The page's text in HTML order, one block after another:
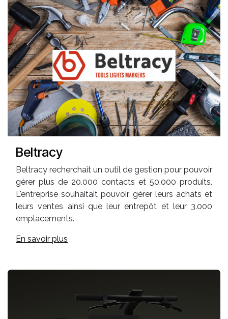
Beltracy
Beltracy recherchait un outil de gestion pour pouvoir
gérer plus de 20.000 contacts et 50.000 produits.
L'entreprise souhaitait pouvoir gérer leurs achats et
leurs ventes ainsi que leur entrepôt et leur 3.000
emplacements.
En savoir plus